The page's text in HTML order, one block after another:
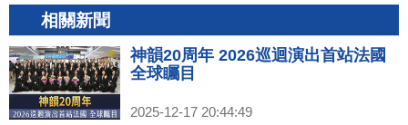
相關新聞
神韻20周年 2026巡迴演出首站法國
全球矚目
2025-12-17 20:44:49